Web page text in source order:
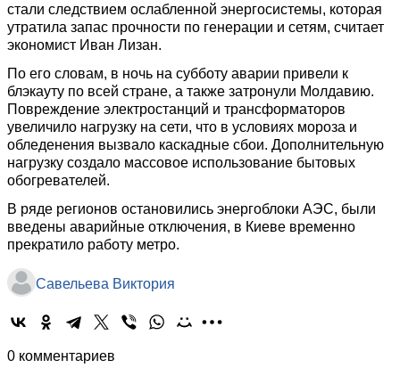
стали следствием ослабленной энергосистемы, которая
утратила запас прочности по генерации и сетям, считает
экономист Иван Лизан.
По его словам, в ночь на субботу аварии привели к
блэкауту по всей стране, а также затронули Молдавию.
Повреждение электростанций и трансформаторов
увеличило нагрузку на сети, что в условиях мороза и
обледенения вызвало каскадные сбои. Дополнительную
нагрузку создало массовое использование бытовых
обогревателей.
В ряде регионов остановились энергоблоки АЭС, были
введены аварийные отключения, в Киеве временно
прекратило работу метро.
Савельева Виктория
0 комментариев